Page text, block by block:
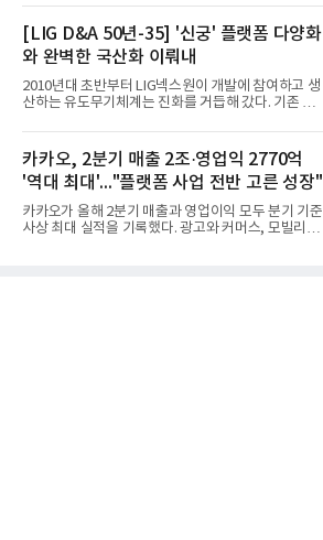
의 핵심
국기업평판연구소(소장 구창환)는 빅데이터뉴스와
함께 60명의 CEO 브랜드를 대상으로 2026년 7월 6
일부터 8월 6일까지 수집된 소비자 빅데이터
7,395,735건을 분석한 결과, 삼성 이재용 회장이 브
랜드평판지수 1,984,715를 기록하며 8월 1위에 올랐
다고 밝혔다. 분석에 활용된 빅데이터는 지난 7월
(14,233,797건) 대비 48.04% 감소한 수치다.8월
김승연, 이재현, 강호동, 김범수, 양종
[LIG D&A 50년-35] '신궁' 플랫폼 다양화
와 완벽한 국산화 이뤄내
2010년대 초반부터 LIG넥스원이 개발에 참여하고 생
산하는 유도무기체계는 진화를 거듭해 갔다. 기존 무
용도가 떨어지는 재래식 무기를 새롭게 활용하는 방
안이 강구됐다. 또 핵심 구성품 국산화를 통해 수출상
의 제약을 해소하고자 노력했다. 이러한 LIG넥스원의
신기술 개발 성과가 집약된 무기체계가 바로 휴대용
지대공 유도무기 ‘신궁’이다.신궁은 이미 2009년 수
출을 위한 개량형 멀티런처 개발을 완료함으로써 기
능 다양화와 계열화 가능성을 선보인 바 있었다. 이번
카카오, 2분기 매출 2조·영업익 2770억
'역대 최대'..."플랫폼 사업 전반 고른 성장"
카카오가 올해 2분기 매출과 영업이익 모두 분기 기준
사상 최대 실적을 기록했다. 광고와 커머스, 모빌리